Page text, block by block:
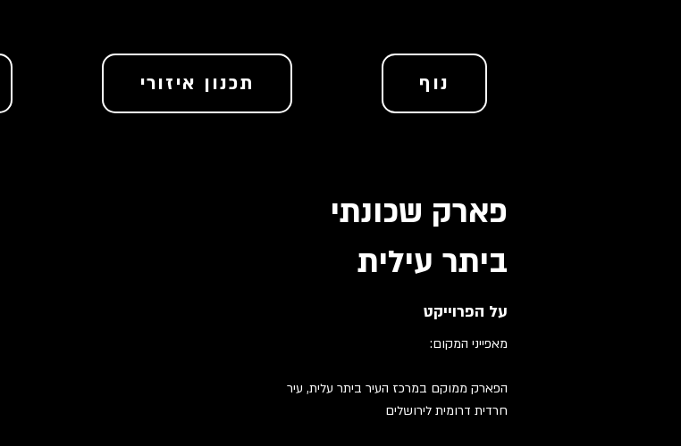
נוף תכנון איזורי
פארק שכונתי
ביתר עילית
על הפרוייקט
​:מאפייני המקום
הפארק ממוקם במרכז העיר ביתר עלית, עיר
חרדית דרומית לירושלים